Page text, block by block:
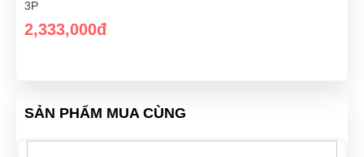
3P
2,333,000đ
SẢN PHẨM MUA CÙNG